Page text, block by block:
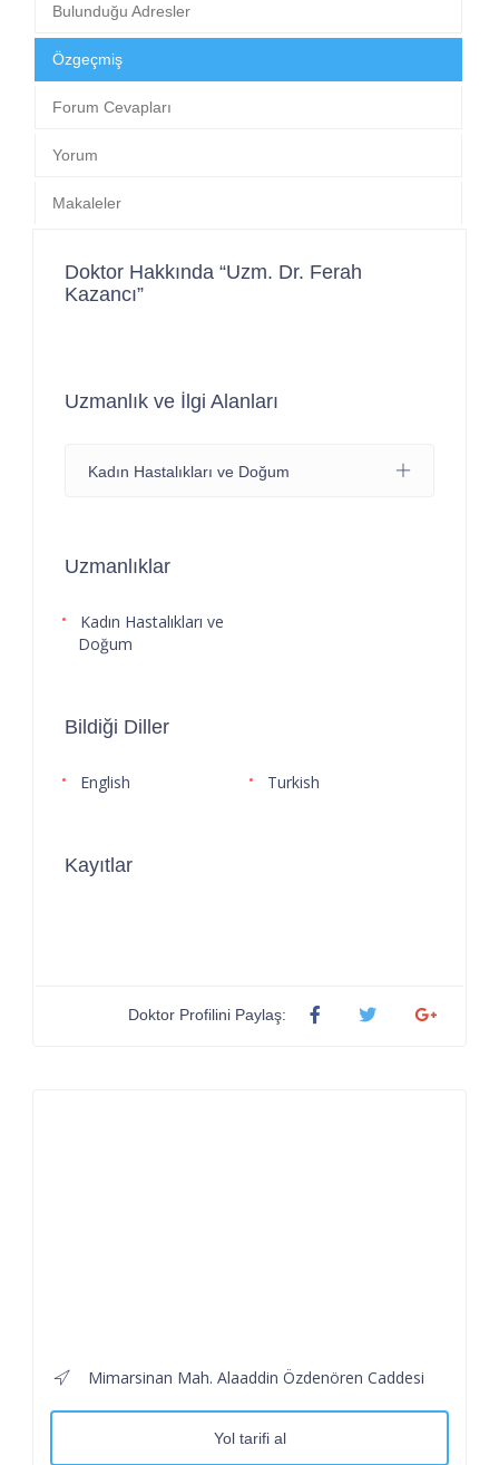
Bulunduğu Adresler
Özgeçmiş
Forum Cevapları
Yorum
Makaleler
Doktor Hakkında “Uzm. Dr. Ferah
Kazancı”
Uzmanlık ve İlgi Alanları
Kadın Hastalıkları ve Doğum
Uzmanlıklar
Kadın Hastalıkları ve
Doğum
Bildiği Diller
English Turkish
Kayıtlar
Doktor Profilini Paylaş:
Mimarsinan Mah. Alaaddin Özdenören Caddesi
Yol tarifi al